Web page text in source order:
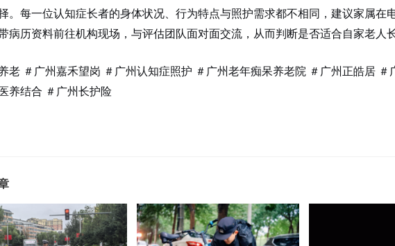
。每一位认知症长者的身体状况、行为特点与照护需求都不相同，建议家属在
病历资料前往机构现场，与评估团队面对面交流，从而判断是否适合自家老人
老 ＃广州嘉禾望岗 ＃广州认知症照护 ＃广州老年痴呆养老院 ＃广州正皓居 ＃
养结合 ＃广州长护险